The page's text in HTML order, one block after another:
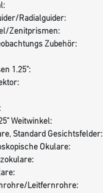
Radialguider:
Zenitprismen:
Zubehör:
1.25":
Weitwinkel:
Standard Gesichtsfelder:
Okulare:
Leitfernrohre: